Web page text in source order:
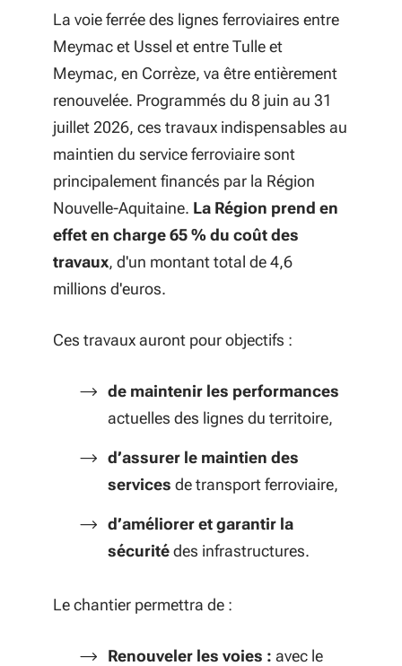
La voie ferrée des lignes ferroviaires entre
Meymac et Ussel et entre Tulle et
Meymac, en Corrèze, va être entièrement
renouvelée. Programmés du 8 juin au 31
juillet 2026, ces travaux indispensables au
maintien du service ferroviaire sont
principalement financés par la Région
Nouvelle-Aquitaine. La Région prend en
effet en charge 65 % du coût des
travaux, d'un montant total de 4,6
millions d'euros.
Ces travaux auront pour objectifs :
de maintenir les performances
actuelles des lignes du territoire,
d’assurer le maintien des
services de transport ferroviaire,
d’améliorer et garantir la
sécuritédes infrastructures.
Le chantier permettra de :
Renouveler les voies : avec le